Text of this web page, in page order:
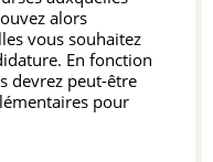
alors
vous souhaitez
En fonction
devrez peut-être
pour